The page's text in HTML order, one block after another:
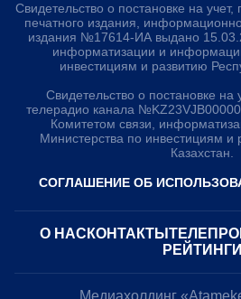
Свидетельство о постановке на учет,
печатного издания,
издания №17614-ИА выдано
информатизации и
инвестициям и развитию
Свидетельство о постановке на
телерадио канала
Комитетом связи,
Министерства по инвестициям и
Казахстан.
СОГЛАШЕНИЕ ОБ
О НАС КОНТАКТЫ
РЕЙТИНГИ
Медиахолдинг